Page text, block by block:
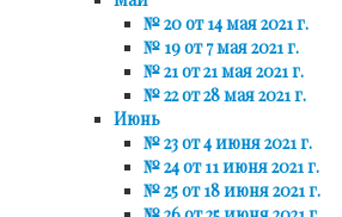
№ 20 от 14 мая 2021 г.
№ 19 от 7 мая 2021 г.
№ 21 от 21 мая 2021 г.
№ 22 от 28 мая 2021 г.
Июнь
№ 23 от 4 июня 2021 г.
№ 24 от 11 июня 2021 г.
№ 25 от 18 июня 2021 г.